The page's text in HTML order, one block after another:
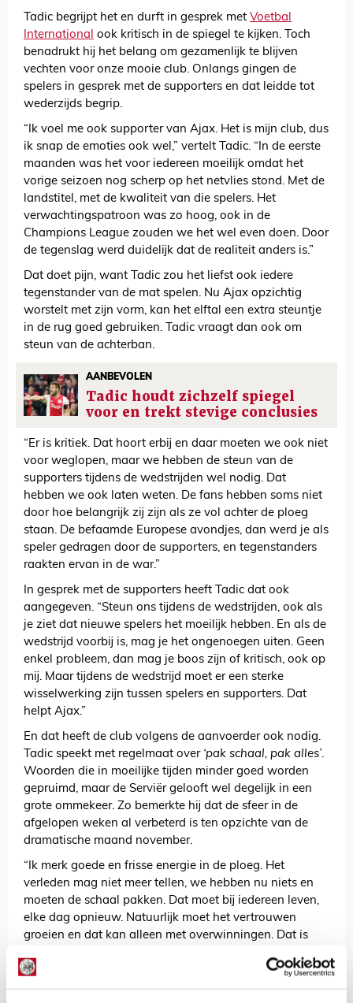
Tadic begrijpt het en durft in gesprek met Voetbal
International ook kritisch in de spiegel te kijken. Toch
benadrukt hij het belang om gezamenlijk te blijven
vechten voor onze mooie club. Onlangs gingen de
spelers in gesprek met de supporters en dat leidde tot
wederzijds begrip.
“Ik voel me ook supporter van Ajax. Het is mijn club, dus
ik snap de emoties ook wel,” vertelt Tadic. “In de eerste
maanden was het voor iedereen moeilijk omdat het
vorige seizoen nog scherp op het netvlies stond. Met de
landstitel, met de kwaliteit van die spelers. Het
verwachtingspatroon was zo hoog, ook in de
Champions League zouden we het wel even doen. Door
de tegenslag werd duidelijk dat de realiteit anders is.”
Dat doet pijn, want Tadic zou het liefst ook iedere
tegenstander van de mat spelen. Nu Ajax opzichtig
worstelt met zijn vorm, kan het elftal een extra steuntje
in de rug goed gebruiken. Tadic vraagt dan ook om
steun van de achterban.
AANBEVOLEN
Tadic houdt zichzelf spiegel
voor en trekt stevige conclusies
“Er is kritiek. Dat hoort erbij en daar moeten we ook niet
voor weglopen, maar we hebben de steun van de
supporters tijdens de wedstrijden wel nodig. Dat
hebben we ook laten weten. De fans hebben soms niet
door hoe belangrijk zij zijn als ze vol achter de ploeg
staan. De befaamde Europese avondjes, dan werd je als
speler gedragen door de supporters, en tegenstanders
raakten ervan in de war.”
In gesprek met de supporters heeft Tadic dat ook
aangegeven. “Steun ons tijdens de wedstrijden, ook als
je ziet dat nieuwe spelers het moeilijk hebben. En als de
wedstrijd voorbij is, mag je het ongenoegen uiten. Geen
enkel probleem, dan mag je boos zijn of kritisch, ook op
mij. Maar tijdens de wedstrijd moet er een sterke
wisselwerking zijn tussen spelers en supporters. Dat
helpt Ajax.”
En dat heeft de club volgens de aanvoerder ook nodig.
Tadic speekt met regelmaat over ‘pak schaal, pak alles’.
Woorden die in moeilijke tijden minder goed worden
gepruimd, maar de Serviër gelooft wel degelijk in een
grote ommekeer. Zo bemerkte hij dat de sfeer in de
afgelopen weken al verbeterd is ten opzichte van de
dramatische maand november.
“Ik merk goede en frisse energie in de ploeg. Het
verleden mag niet meer tellen, we hebben nu niets en
moeten de schaal pakken. Dat moet bij iedereen leven,
elke dag opnieuw. Natuurlijk moet het vertrouwen
groeien en dat kan alleen met overwinningen. Dat is
Dan komt er vertrouwen en rust. Dat geldt voor de
spelers, maar ook voor de rest binnen de club.”